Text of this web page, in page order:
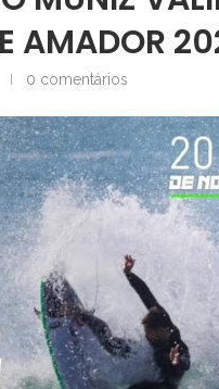
AMADOR
0 comentários